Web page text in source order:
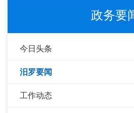
政务要
今日头条
汨罗要闻
工作动态